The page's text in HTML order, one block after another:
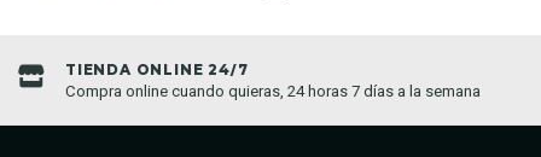
TIENDA ONLINE 24/7
Compra online cuando quieras, 24 horas 7 días a la semana